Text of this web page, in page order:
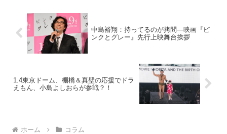
中島裕翔：持ってるのが拷問―映画『ピ
ンクとグレー』先行上映舞台挨拶
1.4東京ドーム、棚橋＆真壁の応援でドラ
えもん、小島よしおらが参戦？！
ホーム コラム